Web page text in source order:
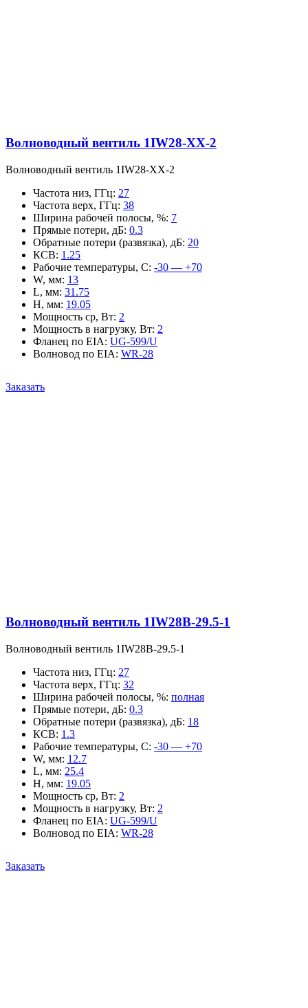
Волноводный вентиль 1IW28-XX-2
Волноводный вентиль 1IW28-XX-2
Частота низ, ГГц: 27
Частота верх, ГГц: 38
Ширина рабочей полосы, %: 7
Прямые потери, дБ: 0.3
Обратные потери (развязка), дБ: 20
КСВ: 1.25
Рабочие температуры, С: -30 — +70
W, мм: 13
L, мм: 31.75
H, мм: 19.05
Мощность ср, Вт: 2
Мощность в нагрузку, Вт: 2
Фланец по EIA: UG-599/U
Волновод по EIA: WR-28
Заказать
Волноводный вентиль 1IW28B-29.5-1
Волноводный вентиль 1IW28B-29.5-1
Частота низ, ГГц: 27
Частота верх, ГГц: 32
Ширина рабочей полосы, %: полная
Прямые потери, дБ: 0.3
Обратные потери (развязка), дБ: 18
КСВ: 1.3
Рабочие температуры, С: -30 — +70
W, мм: 12.7
L, мм: 25.4
H, мм: 19.05
Мощность ср, Вт: 2
Мощность в нагрузку, Вт: 2
Фланец по EIA: UG-599/U
Волновод по EIA: WR-28
Заказать